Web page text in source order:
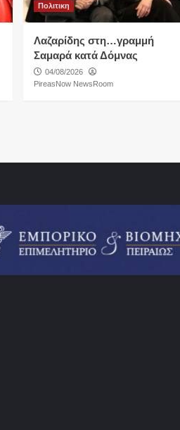
Πολιτικη
Λαζαρίδης στη…γραμμή
Σαμαρά κατά Δόμνας
04/08/2026
PireasNow NewsRoom